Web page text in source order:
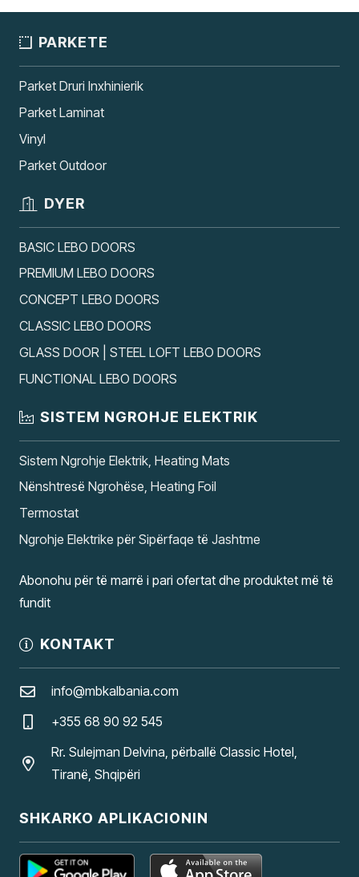
PARKETE
Parket Druri Inxhinierik
Parket Laminat
Vinyl
Parket Outdoor
DYER
BASIC LEBO DOORS
PREMIUM LEBO DOORS
CONCEPT LEBO DOORS
CLASSIC LEBO DOORS
GLASS DOOR | STEEL LOFT LEBO DOORS
FUNCTIONAL LEBO DOORS
SISTEM NGROHJE ELEKTRIK
Sistem Ngrohje Elektrik, Heating Mats
Nënshtresë Ngrohëse, Heating Foil
Termostat
Ngrohje Elektrike për Sipërfaqe të Jashtme
Abonohu për të marrë i pari ofertat dhe produktet më të
fundit
KONTAKT
info@mbkalbania.com
+355 68 90 92 545
Rr. Sulejman Delvina, përballë Classic Hotel,
Tiranë, Shqipëri
SHKARKO APLIKACIONIN